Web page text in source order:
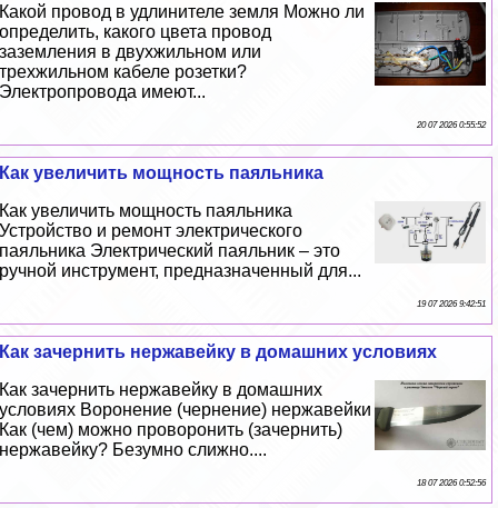
Какой провод в удлинителе земля Можно ли
определить, какого цвета провод
заземления в двухжильном или
трехжильном кабеле розетки?
Электропровода имеют...
20 07 2026 0:55:52
Как увеличить мощность паяльника
Как увеличить мощность паяльника
Устройство и ремонт электрического
паяльника Электрический паяльник – это
ручной инструмент, предназначенный для...
19 07 2026 9:42:51
Как зачернить нержавейку в домашних условиях
Как зачернить нержавейку в домашних
условиях Воронение (чернение) нержавейки
Как (чем) можно проворонить (зачернить)
нержавейку? Безумно слижно....
18 07 2026 0:52:56